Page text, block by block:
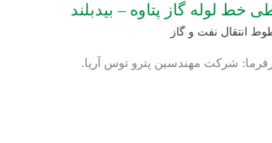
خط لوله گاز پتاوه – بیدبلند
انتقال نفت و گاز
شرکت مهندسین پترو توس آریا.